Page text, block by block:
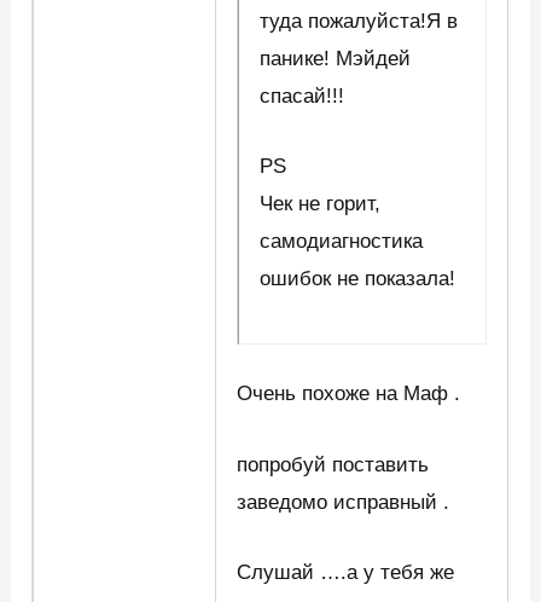
туда пожалуйста!Я в
панике! Мэйдей
спасай!!!
PS
Чек не горит,
самодиагностика
ошибок не показала!
Очень похоже на Маф .
попробуй поставить
заведомо исправный .
Слушай ….а у тебя же